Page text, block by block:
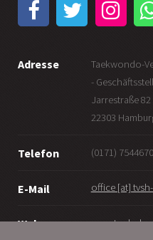
Adresse
Taekwondo-
-
Jarrestraße 82
22303
Telefon (0171) 7544670
E-Mail office [at]
Web www.tv-sh.de